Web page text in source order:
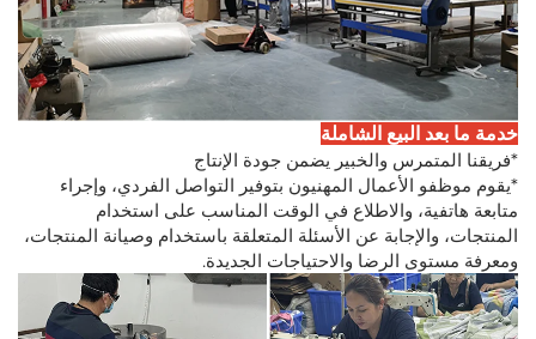
خدمة ما بعد البيع الشاملة
*فريقنا المتمرس والخبير يضمن جودة الإنتاج
*يقوم موظفو الأعمال المهنيون بتوفير التواصل الفردي، وإجراء
متابعة هاتفية، والاطلاع في الوقت المناسب على استخدام
المنتجات، والإجابة عن الأسئلة المتعلقة باستخدام وصيانة المنتجات،
ومعرفة مستوى الرضا والاحتياجات الجديدة.